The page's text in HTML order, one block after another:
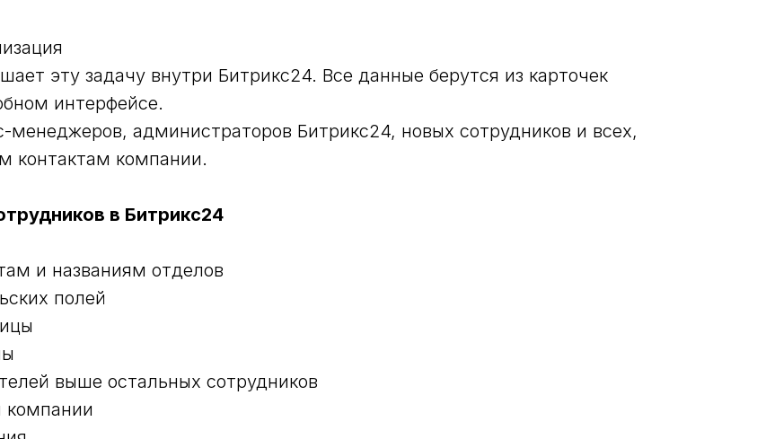
эту задачу внутри Битрикс24. Все данные берутся из карточек
интерфейсе.
менеджеров, администраторов Битрикс24, новых сотрудников и всех,
контактам компании.
в Битрикс24
и названиям отделов
полей
выше остальных сотрудников